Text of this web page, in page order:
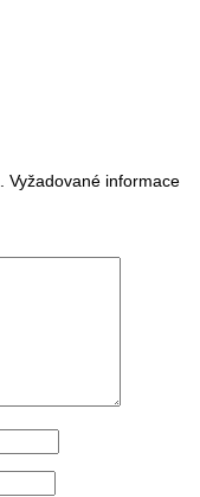
Vyžadované informace